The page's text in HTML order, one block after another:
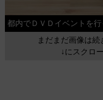
都内でＤＶＤイベントを行
まだまだ画像は続
↓にスクロ